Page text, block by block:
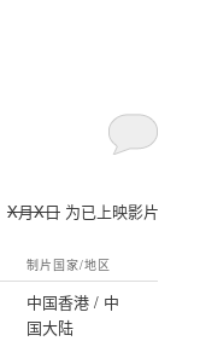
X月X日为已上映影片
制片国家/地区
中国香港 / 中
国大陆